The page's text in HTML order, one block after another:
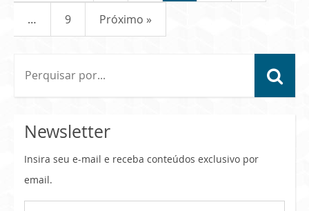
… 9 Próximo »
Newsletter
Insira seu e-mail e receba conteúdos exclusivo por
email.